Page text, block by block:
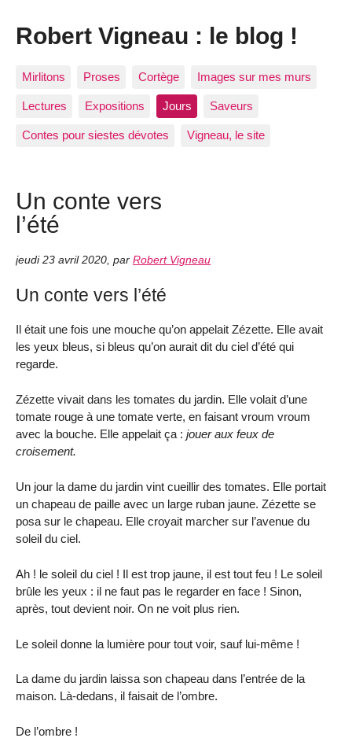
Robert Vigneau : le blog !
Mirlitons Proses Cortège Images sur mes murs
Lectures Expositions Jours Saveurs
Contes pour siestes dévotes Vigneau, le site
Un conte vers
l’été
jeudi 23 avril 2020 par Robert Vigneau
Un conte vers l’été
Il était une fois une mouche qu’on appelait Zézette. Elle avait
les yeux bleus, si bleus qu’on aurait dit du ciel d’été qui
regarde.
Zézette vivait dans les tomates du jardin. Elle volait d’une
tomate rouge à une tomate verte, en faisant vroum vroum
avec la bouche. Elle appelait ça : jouer aux feux de
croisement.
Un jour la dame du jardin vint cueillir des tomates. Elle portait
un chapeau de paille avec un large ruban jaune. Zézette se
posa sur le chapeau. Elle croyait marcher sur l’avenue du
soleil du ciel.
Ah ! le soleil du ciel ! Il est trop jaune, il est tout feu ! Le soleil
brûle les yeux : il ne faut pas le regarder en face ! Sinon,
après, tout devient noir. On ne voit plus rien.
Le soleil donne la lumière pour tout voir, sauf lui-même !
La dame du jardin laissa son chapeau dans l’entrée de la
maison. Là-dedans, il faisait de l’ombre.
De l’ombre !